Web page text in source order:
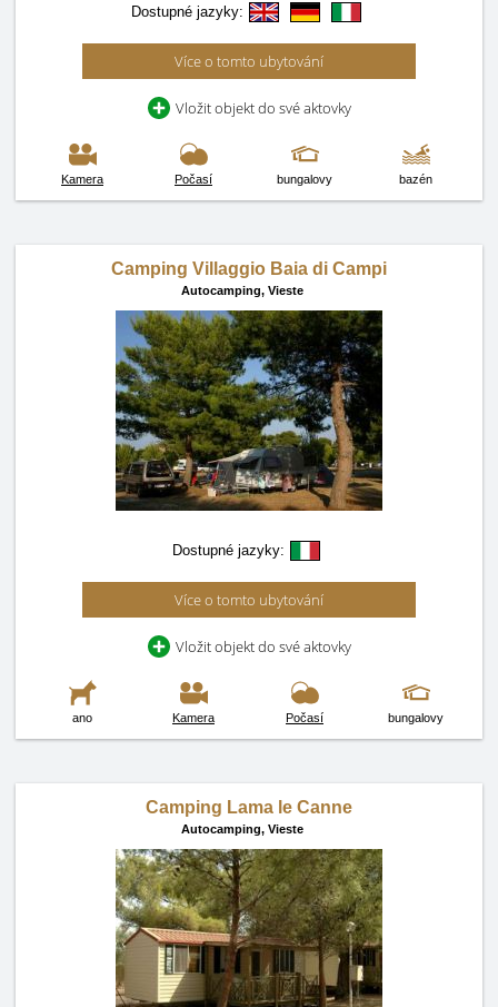
Dostupné jazyky:
Více o tomto ubytování
Vložit objekt do své aktovky
Kamera Počasí bungalovy bazén
Camping Villaggio Baia di Campi
Autocamping, Vieste
Dostupné jazyky:
Více o tomto ubytování
Vložit objekt do své aktovky
ano Kamera Počasí bungalovy
Camping Lama le Canne
Autocamping, Vieste